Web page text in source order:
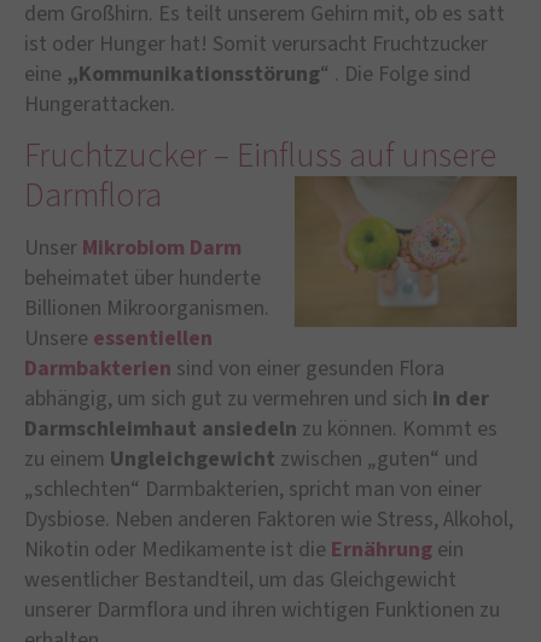
dem Großhirn. Es teilt unserem Gehirn mit, ob es satt
ist oder Hunger hat! Somit verursacht Fruchtzucker
eine „Kommunikationsstörung“ . Die Folge sind
Hungerattacken.
Fruchtzucker – Einfluss auf unsere
Darmflora
Unser Mikrobiom Darm
beheimatet über hunderte
Billionen Mikroorganismen.
Unsere essentiellen
Darmbakterien sind von einer gesunden Flora
abhängig, um sich gut zu vermehren und sich in der
Darmschleimhaut ansiedeln zu können. Kommt es
zu einem Ungleichgewicht zwischen „guten“ und
„schlechten“ Darmbakterien, spricht man von einer
Dysbiose. Neben anderen Faktoren wie Stress, Alkohol,
Nikotin oder Medikamente ist die Ernährung ein
wesentlicher Bestandteil, um das Gleichgewicht
unserer Darmflora und ihren wichtigen Funktionen zu